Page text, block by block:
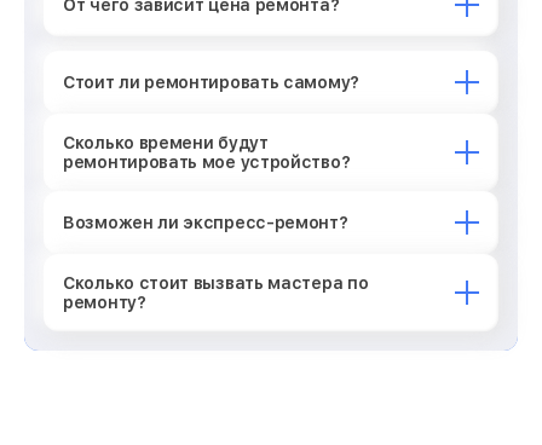
От чего зависит цена ремонта?
Стоит ли ремонтировать самому?
Сколько времени будут
ремонтировать мое устройство?
Возможен ли экспресс-ремонт?
Сколько стоит вызвать мастера по
ремонту?